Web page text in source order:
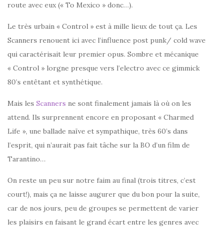
route avec eux (« To Mexico » donc…).
Le très urbain « Control » est à mille lieux de tout ça. Les
Scanners renouent ici avec l’influence post punk/ cold wave
qui caractérisait leur premier opus. Sombre et mécanique
« Control » lorgne presque vers l’electro avec ce gimmick
80’s entêtant et synthétique.
Mais les Scanners ne sont finalement jamais là où on les
attend. Ils surprennent encore en proposant « Charmed
Life », une ballade naïve et sympathique, très 60’s dans
l’esprit, qui n’aurait pas fait tâche sur la BO d’un film de
Tarantino…
On reste un peu sur notre faim au final (trois titres, c’est
court!), mais ça ne laisse augurer que du bon pour la suite,
car de nos jours, peu de groupes se permettent de varier
les plaisirs en faisant le grand écart entre les genres avec